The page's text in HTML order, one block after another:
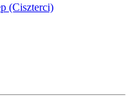
(Ciszterci)